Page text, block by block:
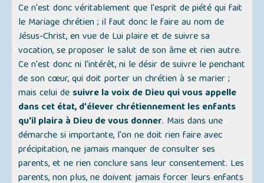
Ce n'est donc véritablement que l'esprit de piété qui fait
le Mariage chrétien ; il faut donc le faire au nom de
Jésus-Christ, en vue de Lui plaire et de suivre sa
vocation, se proposer le salut de son âme et rien autre.
Ce n'est donc ni l'intérêt, ni le désir de suivre le penchant
de son cœur, qui doit porter un chrétien à se marier ;
mais celui de suivre la voix de Dieu qui vous appelle
dans cet état, d'élever chrétiennement les enfants
qu'il plaira à Dieu de vous donner. Mais dans une
démarche si importante, l'on ne doit rien faire avec
précipitation, ne jamais manquer de consulter ses
parents, et ne rien conclure sans leur consentement. Les
parents, non plus, ne doivent jamais forcer leurs enfants